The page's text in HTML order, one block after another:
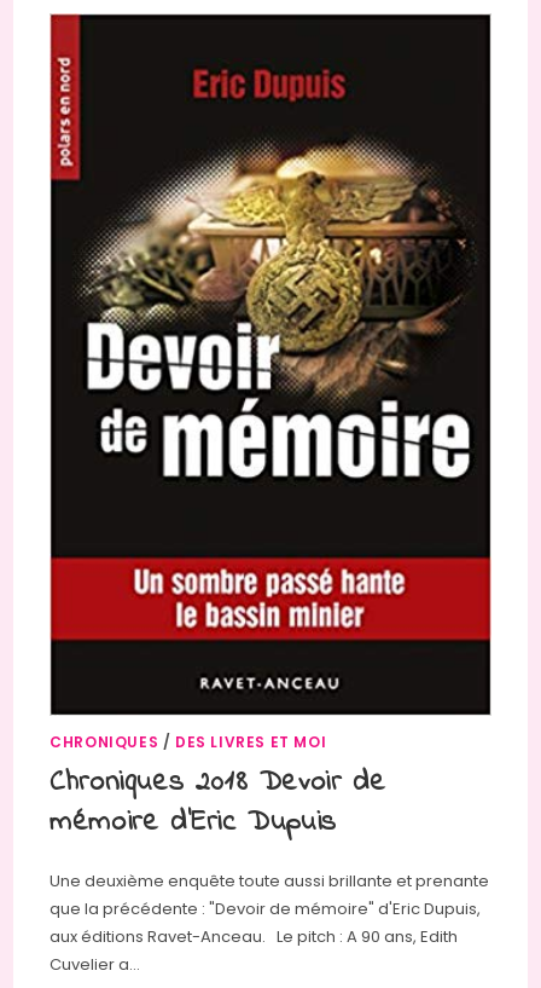
CHRONIQUES / DES LIVRES ET MOI
Chroniques 2018 Devoir de
mémoire d’Eric Dupuis
Une deuxième enquête toute aussi brillante et prenante
que la précédente : "Devoir de mémoire" d'Eric Dupuis,
aux éditions Ravet-Anceau. Le pitch : A 90 ans, Edith
Cuvelier a…